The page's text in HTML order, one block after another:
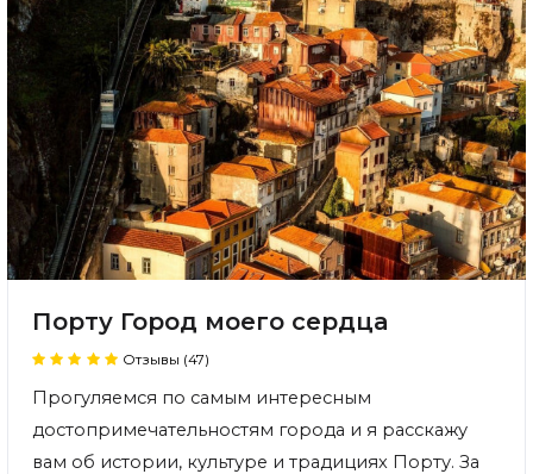
Порту Город моего сердца
Отзывы (47)
Прогуляемся по самым интересным
достопримечательностям города и я расскажу
вам об истории, культуре и традициях Порту. За